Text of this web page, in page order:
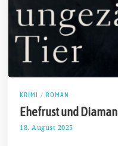
KRIMI / ROMAN
Ehefrust und
18. August 2025